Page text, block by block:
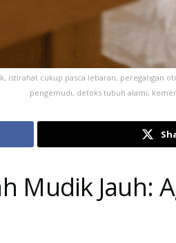
cukup pasca lebaran, peregangan
pengemudi, detoks tubuh alami,
Mudik Jauh: